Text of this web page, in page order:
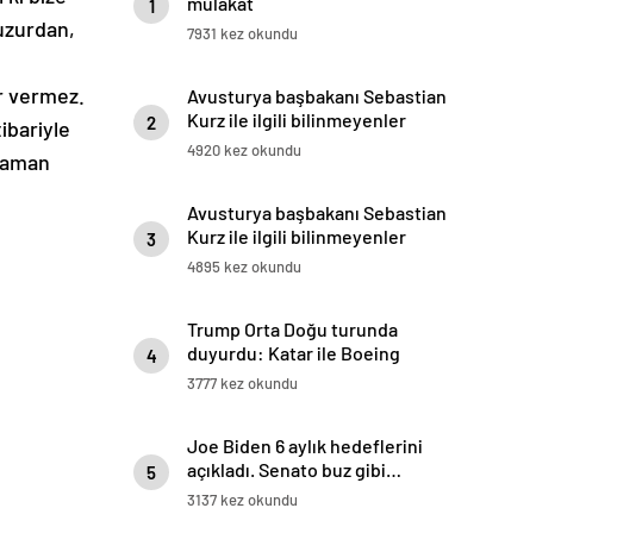
vermez.
1
7931 kez okundu
2
Avusturya başbakanı Sebastian
Kurz ile ilgili bilinmeyenler
4920 kez okundu
3
Avusturya başbakanı Sebastian
Kurz ile ilgili bilinmeyenler
4895 kez okundu
4
Trump Orta Doğu turunda
duyurdu: Katar ile Boeing
arasında 200 milyar dolarlık
3777 kez okundu
5
Joe Biden 6 aylık hedeflerini
açıkladı. Senato buz gibi…
3137 kez okundu